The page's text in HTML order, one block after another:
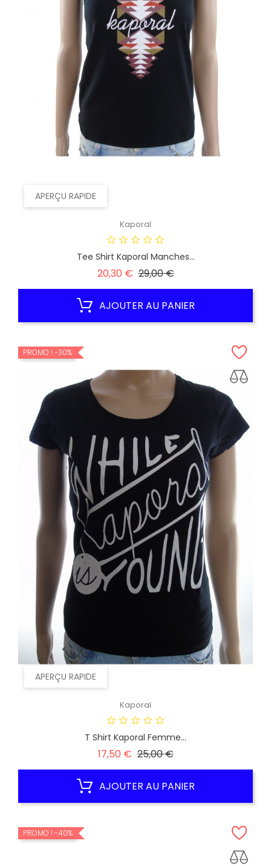
APERÇU RAPIDE
Kaporal
Tee Shirt Kaporal Manches...
20,30 € Prix
29,00 €Prix
AJOUTER AU PANIER
APERÇU RAPIDE
PROMO ! -30%
Kaporal
T Shirt Kaporal Femme...
17,50 € Prix
25,00 €Prix
AJOUTER AU PANIER
PROMO ! -40%